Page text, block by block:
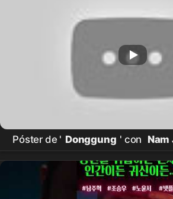
Póster de ' Donggung ' con
Yoon-seo y Jo Seung-woo
identidad del psíquico que ve
enmascarado?